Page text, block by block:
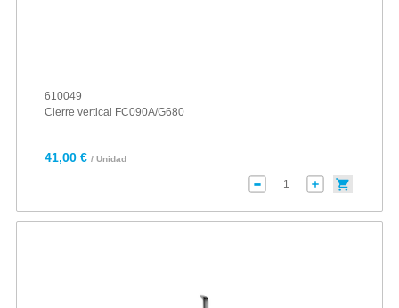
610049
Cierre vertical FC090A/G680
41,00 € / Unidad